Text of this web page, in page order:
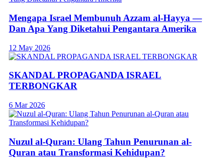
Mengapa Israel Membunuh Azzam al-Hayya —
Dan Apa Yang Diketahui Pengantara Amerika
12 May 2026
SKANDAL PROPAGANDA ISRAEL
TERBONGKAR
6 Mar 2026
Nuzul al-Quran: Ulang Tahun Penurunan al-
Quran atau Transformasi Kehidupan?